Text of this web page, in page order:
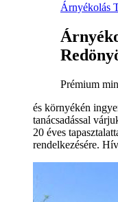
Árnyékolás
Prémium
és környékén
tanácsadással
20 éves
rendelkezésére.